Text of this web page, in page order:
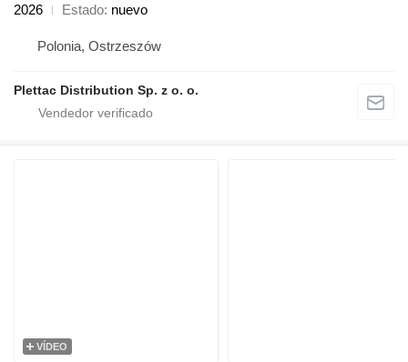
2026
Estado nuevo
Polonia, Ostrzeszów
Plettac Distribution Sp. z o. o.
VÍDEO